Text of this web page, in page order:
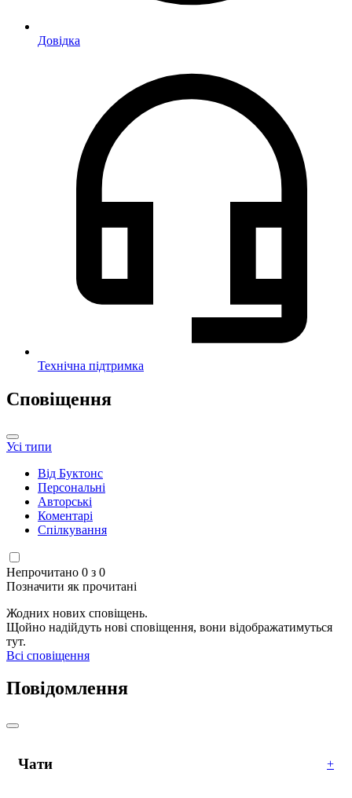
Довідка
Технічна підтримка
Сповіщення
Усі типи
Від Буктонс
Персональні
Авторські
Коментарі
Спілкування
Непрочитано 0 з 0
Позначити як прочитані
Жодних нових сповіщень.
Щойно надійдуть нові сповіщення, вони відображатимуться
тут.
Всі сповіщення
Повідомлення
Чати +